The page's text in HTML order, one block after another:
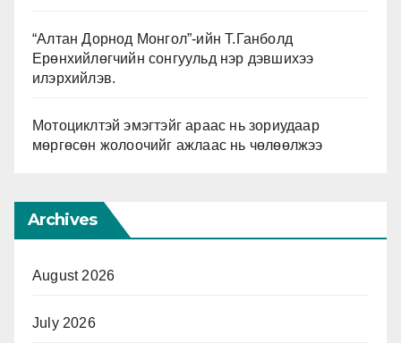
“Алтан Дорнод Монгол”-ийн Т.Ганболд
Ерөнхийлөгчийн сонгуульд нэр дэвшихээ
илэрхийлэв.
Мотоциклтэй эмэгтэйг араас нь зориудаар
мөргөсөн жолоочийг ажлаас нь чөлөөлжээ
Archives
August 2026
July 2026